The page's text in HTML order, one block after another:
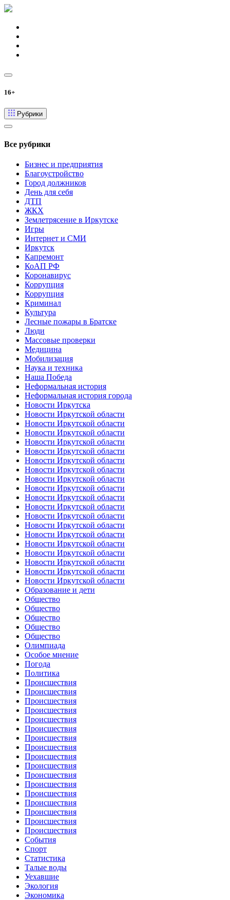
16+
Рубрики
Все рубрики
Бизнес и предприятия
Благоустройство
Город должников
День для себя
ДТП
ЖКХ
Землетрясение в Иркутске
Игры
Интернет и СМИ
Иркутск
Капремонт
КоАП РФ
Коронавирус
Коррупция
Коррупция
Криминал
Культура
Лесные пожары в Братске
Люди
Массовые проверки
Медицина
Мобилизация
Наука и техника
Наша Победа
Неформальная история
Неформальная история города
Новости Иркутска
Новости Иркутской области
Новости Иркутской области
Новости Иркутской области
Новости Иркутской области
Новости Иркутской области
Новости Иркутской области
Новости Иркутской области
Новости Иркутской области
Новости Иркутской области
Новости Иркутской области
Новости Иркутской области
Новости Иркутской области
Новости Иркутской области
Новости Иркутской области
Новости Иркутской области
Новости Иркутской области
Новости Иркутской области
Новости Иркутской области
Новости Иркутской области
Образование и дети
Общество
Общество
Общество
Общество
Общество
Олимпиада
Особое мнение
Погода
Политика
Происшествия
Происшествия
Происшествия
Происшествия
Происшествия
Происшествия
Происшествия
Происшествия
Происшествия
Происшествия
Происшествия
Происшествия
Происшествия
Происшествия
Происшествия
Происшествия
Происшествия
События
Спорт
Статистика
Талые воды
Уехавшие
Экология
Экономика